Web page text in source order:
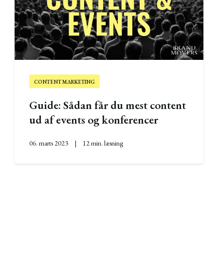
CONTENT MARKETING
Guide: Sådan får du mest content
ud af events og konferencer
06. marts 2023 | 12 min. læsning